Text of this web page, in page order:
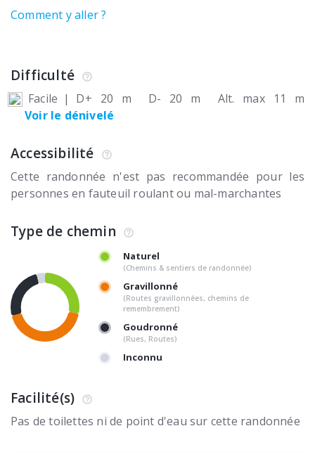
Comment y aller ?
Difficulté
Facile | D+ 20 m D- 20 m
Alt. max 11 m
Voir le dénivelé
Accessibilité
Cette randonnée n'est pas recommandée pour les
personnes en fauteuil roulant ou mal-marchantes
Type de chemin
Naturel
(Chemins & sentiers de randonnée)
Gravillonné
(Routes gravillonnées, chemins de
remembrement)
Goudronné
(Rues, Routes)
Inconnu
Facilité(s)
Pas de toilettes ni de point d'eau sur cette randonnée